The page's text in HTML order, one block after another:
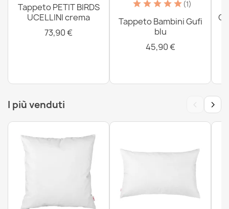
53,90 €
Tappeto PETIT BIRDS
UCELLINI crema
73,90 €
(1)
Tappeto Bambini Gufi
blu
45,90 €
I più venduti ‹ ›